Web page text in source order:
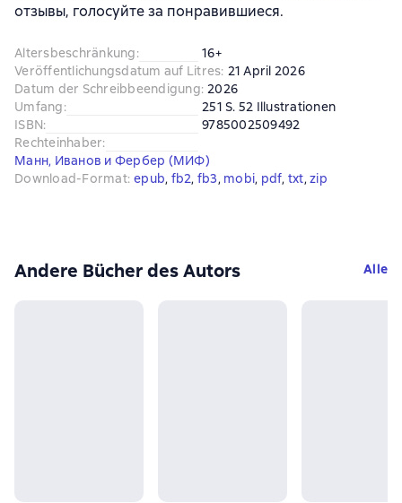
отзывы, голосуйте за понравившиеся.
Altersbeschränkung:
16+
Veröffentlichungsdatum auf Litres: 21 April 2026
Datum der Schreibbeendigung: 2026
Umfang:
251 S. 52 Illustrationen
ISBN:
9785002509492
Rechteinhaber:
Манн, Иванов и Фербер (МИФ)
Download-Format: epub, fb2, fb3, mobi, pdf, txt, zip
Andere Bücher des Autors Alle